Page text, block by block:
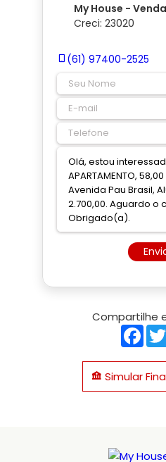
My House -
Creci: 23020
(61) 97400-2525
Compartilhe
Simular